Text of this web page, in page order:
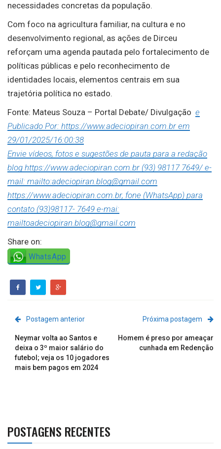
necessidades concretas da população.
Com foco na agricultura familiar, na cultura e no
desenvolvimento regional, as ações de Dirceu
reforçam uma agenda pautada pelo fortalecimento de
políticas públicas e pelo reconhecimento de
identidades locais, elementos centrais em sua
trajetória política no estado.
Fonte: Mateus Souza – Portal Debate/ Divulgação e
Publicado Por: https://www.adeciopiran.com.br em
29/01/2025/16:00:38
Envie vídeos, fotos e sugestões de pauta para a redação
blog https://www.adeciopiran.com.br (93) 98117 7649/ e-
mail: mailto:adeciopiran.blog@gmail.com
https://www.adeciopiran.com.br, fone (WhatsApp) para
contato (93)98117- 7649 e-mai:
mailtoadeciopiran.blog@gmail.com
Share on:
WhatsApp
Postagem anterior
Neymar volta ao Santos e
deixa o 3º maior salário do
futebol; veja os 10 jogadores
mais bem pagos em 2024
Próxima postagem
Homem é preso por ameaçar
cunhada em Redenção
POSTAGENS RECENTES